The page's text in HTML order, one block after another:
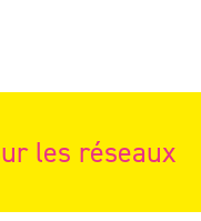
les réseaux